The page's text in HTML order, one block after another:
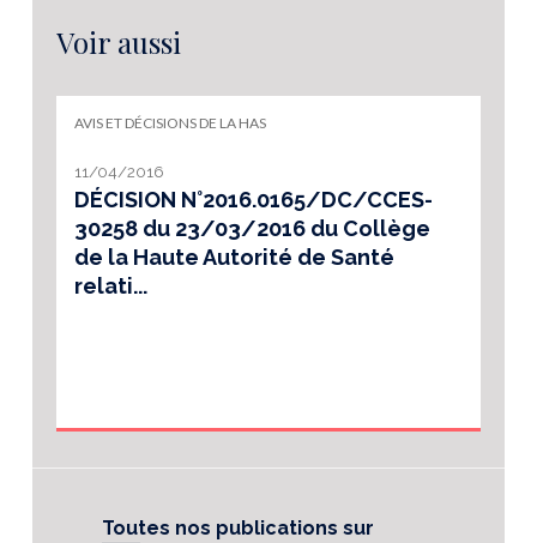
Voir aussi
AVIS ET DÉCISIONS DE LA HAS
11/04/2016
DÉCISION N°2016.0165/DC/CCES-
30258 du 23/03/2016 du Collège
de la Haute Autorité de Santé
relati...
Toutes nos publications sur